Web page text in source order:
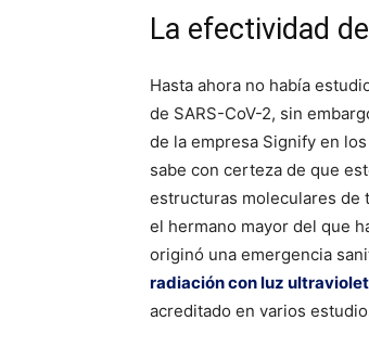
La efectividad
Hasta ahora no había
de SARS-CoV-2, sin
de la empresa Signify en
sabe con certeza de que
estructuras moleculares de
el hermano mayor del que
originó una emergencia
radiación con luz
acreditado en varios